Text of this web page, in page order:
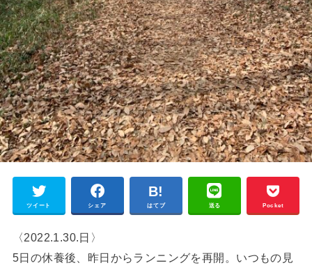
ツイート シェア はてブ 送る Pocket
〈2022.1.30.日〉
5日の休養後、昨日からランニングを再開。いつもの見